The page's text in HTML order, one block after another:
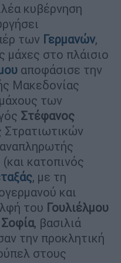
κυβέρνηση
των Γερμανών,
μάχες στο πλάισιο
αποφάσισε την
Μακεδονίας
των
Στέφανος
Στρατιωτικών
κατοπινός
, με τη
και
του Γουλιέλμου
Σοφία, βασιλιά
την προκλητική
στους